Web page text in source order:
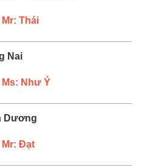
Mr: Thái
Nai
Ms: Như Ý
Dương
Mr: Đạt